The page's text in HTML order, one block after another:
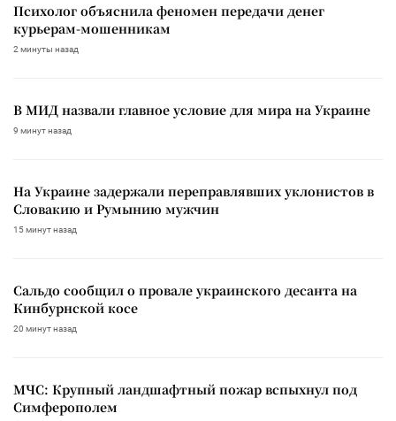
Психолог объяснила феномен передачи денег
курьерам-мошенникам
2 минуты назад
В МИД назвали главное условие для мира на Украине
9 минут назад
На Украине задержали переправлявших уклонистов в
Словакию и Румынию мужчин
15 минут назад
Сальдо сообщил о провале украинского десанта на
Кинбурнской косе
20 минут назад
МЧС: Крупный ландшафтный пожар вспыхнул под
Симферополем